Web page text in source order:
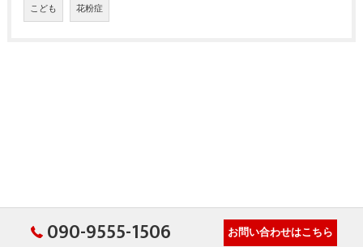
こども 花粉症
090-9555-1506 お問い合わせはこちら